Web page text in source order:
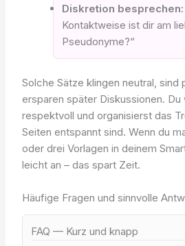
Diskretion besprechen:
Kontaktweise ist dir am
Pseudonyme?“
Solche Sätze klingen neutral, sind
ersparen später Diskussionen. Du
respektvoll und organisierst das
Seiten entspannt sind. Wenn du
oder drei Vorlagen in deinem
leicht an – das spart Zeit.
Häufige Fragen und sinnvolle
FAQ — Kurz und knapp